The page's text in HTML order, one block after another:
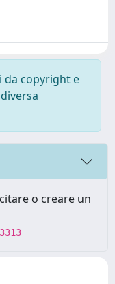
da copyright e
o creare un